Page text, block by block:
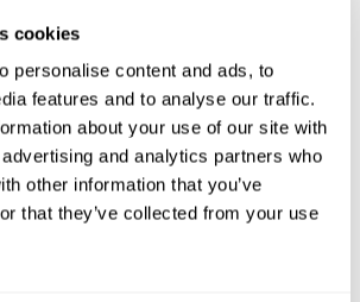
cookies
personalise content and ads, to
features and to analyse our traffic.
about your use of our site with
and analytics partners who
other information that you’ve
that they’ve collected from your use
межсубъектной переменной. Для
между здоровыми участниками и
бессонницей, использовался t-
И, наконец, в качестве
критерия использовался критерий хи-
и выводы
обе группы участников были